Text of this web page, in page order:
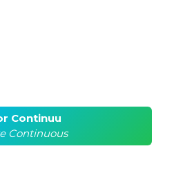
Continuu
Continuous